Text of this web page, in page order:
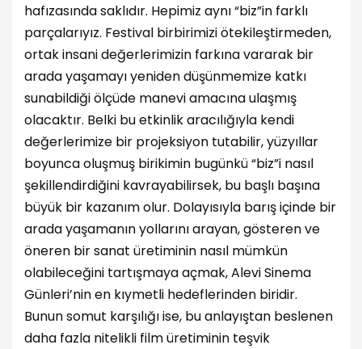
hafızasında saklıdır. Hepimiz aynı “biz”in farklı
parçalarıyız. Festival birbirimizi ötekileştirmeden,
ortak insani değerlerimizin farkına vararak bir
arada yaşamayı yeniden düşünmemize katkı
sunabildiği ölçüde manevi amacına ulaşmış
olacaktır. Belki bu etkinlik aracılığıyla kendi
değerlerimize bir projeksiyon tutabilir, yüzyıllar
boyunca oluşmuş birikimin bugünkü “biz”i nasıl
şekillendirdiğini kavrayabilirsek, bu başlı başına
büyük bir kazanım olur. Dolayısıyla barış içinde bir
arada yaşamanın yollarını arayan, gösteren ve
öneren bir sanat üretiminin nasıl mümkün
olabileceğini tartışmaya açmak, Alevi Sinema
Günleri’nin en kıymetli hedeflerinden biridir.
Bunun somut karşılığı ise, bu anlayıştan beslenen
daha fazla nitelikli film üretiminin teşvik